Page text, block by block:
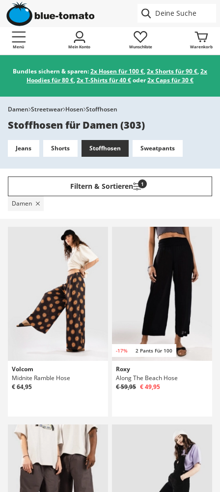
Menü Mein Konto Wunschliste Warenkorb
Bundles sichern & sparen:2x Hosen für 100 €,2x Shorts für 90 €,2x
Hoodies für 80 €,2x T-Shirts für 40 €oder2x Caps für 30 €
Damen Streetwear Hosen Stoffhosen
Stoffhosen für Damen(303)
Jeans Shorts Stoffhosen Sweatpants
Filtern & Sortieren 1
Damen
Volcom
Midnite Ramble Hose
€ 64,95
-17% 2 Pants Für 100
Roxy
Along The Beach Hose
€ 59,95 € 49,95